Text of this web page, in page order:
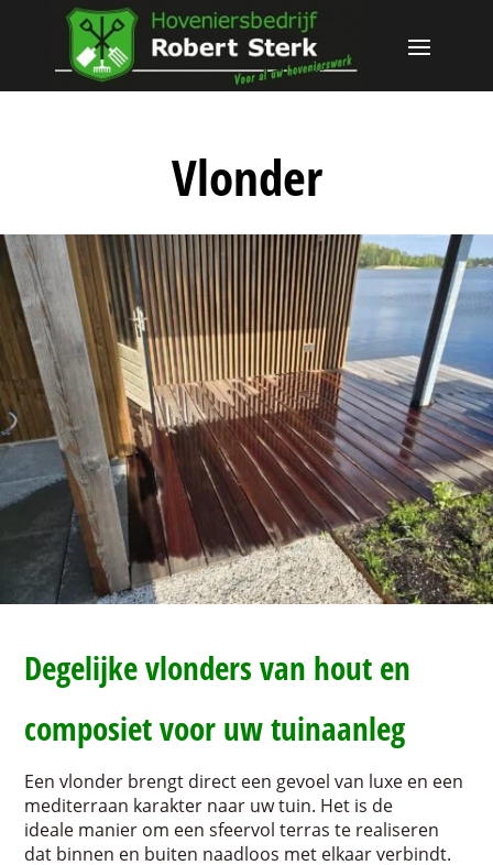
Vlonder
Degelijke vlonders van hout en
composiet voor uw tuinaanleg
Een vlonder brengt direct een gevoel van luxe en een
mediterraan karakter naar uw tuin. Het is de
ideale manier om een sfeervol terras te realiseren
dat binnen en buiten naadloos met elkaar verbindt.